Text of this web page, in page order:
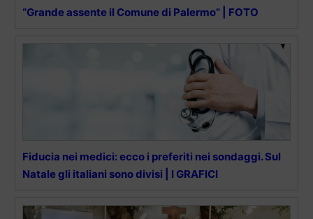
“Grande assente il Comune di Palermo” | FOTO
Fiducia nei medici: ecco i preferiti nei sondaggi. Sul
Natale gli italiani sono divisi | I GRAFICI